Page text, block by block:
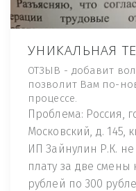
УНИКАЛЬНАЯ
ОТЗЫВ - добавит
позволит Вам по-
процессе.
Проблема: Россия,
Московский, д. 145,
ИП Зайнулин Р.К.
плату за две смены
рублей по 300